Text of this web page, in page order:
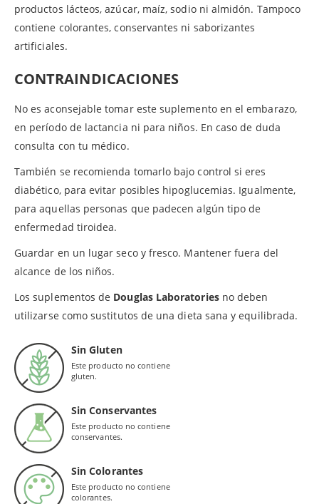
productos lácteos, azúcar, maíz, sodio ni almidón. Tampoco
contiene colorantes, conservantes ni saborizantes
artificiales.
CONTRAINDICACIONES
No es aconsejable tomar este suplemento en el embarazo,
en período de lactancia ni para niños. En caso de duda
consulta con tu médico.
También se recomienda tomarlo bajo control si eres
diabético, para evitar posibles hipoglucemias. Igualmente,
para aquellas personas que padecen algún tipo de
enfermedad tiroidea.
Guardar en un lugar seco y fresco. Mantener fuera del
alcance de los niños.
Los suplementos de Douglas Laboratoriesno deben
utilizarse como sustitutos de una dieta sana y equilibrada.
Sin Gluten
Este producto no contiene
gluten.
Sin Conservantes
Este producto no contiene
conservantes.
Sin Colorantes
Este producto no contiene
colorantes.